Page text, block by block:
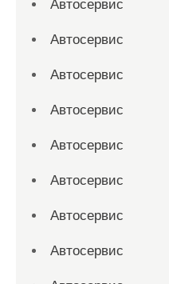
Автосервис
Автосервис
Автосервис
Автосервис
Автосервис
Автосервис
Автосервис
Автосервис